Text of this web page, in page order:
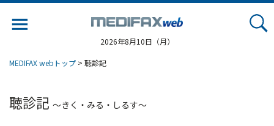
2026年8月10日（月）
MEDIFAX webトップ > 聴診記
聴診記 〜きく・みる・しるす〜